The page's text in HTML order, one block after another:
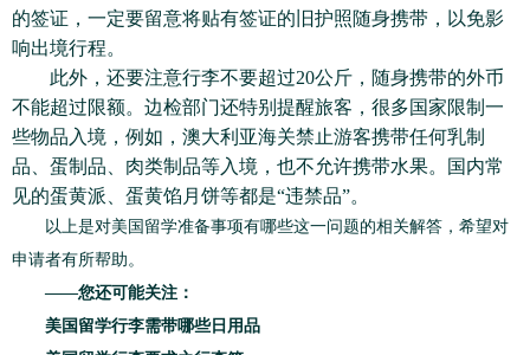
的签证，一定要留意将贴有签证的旧护照随身携带，以免影
响出境行程。
此外，还要注意行李不要超过20公斤，随身携带的外币
不能超过限额。边检部门还特别提醒旅客，很多国家限制一
些物品入境，例如，澳大利亚海关禁止游客携带任何乳制
品、蛋制品、肉类制品等入境，也不允许携带水果。国内常
见的蛋黄派、蛋黄馅月饼等都是“违禁品”。
以上是对美国留学准备事项有哪些这一问题的相关解答，希望对
申请者有所帮助。
——您还可能关注：
美国留学行李需带哪些日用品